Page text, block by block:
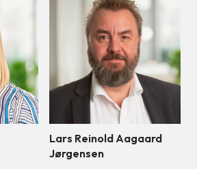
Lars Reinold Aagaard
Jørgensen